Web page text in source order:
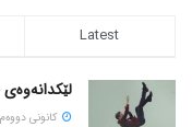
Latest
كانونی دووه‌م 19, 2025